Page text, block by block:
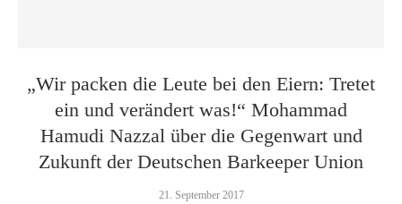
„Wir packen die Leute bei den Eiern: Tretet
ein und verändert was!“ Mohammad
Hamudi Nazzal über die Gegenwart und
Zukunft der Deutschen Barkeeper Union
21. September 2017